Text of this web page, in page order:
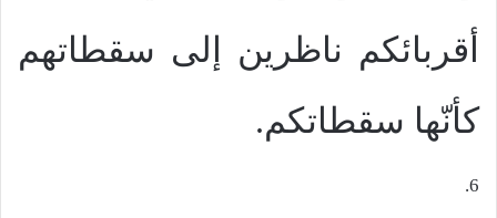
أقربائكم ناظرين إلى سقطاتهم
كأنّها سقطاتكم.
6.